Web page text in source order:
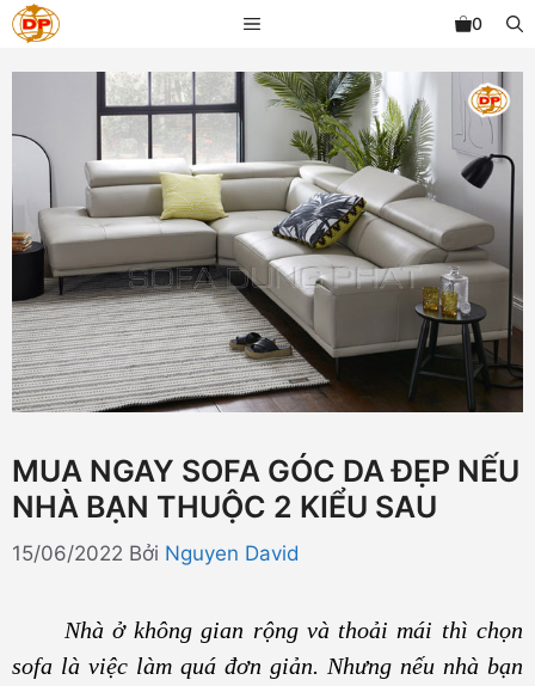
Chuyển
đến
nội
MENU 0
MUA NGAY SOFA GÓC DA ĐẸP NẾU
NHÀ BẠN THUỘC 2 KIỂU SAU
15/06/2022 Bởi Nguyen David
Nhà ở không gian rộng và thoải mái thì chọn
sofa là việc làm quá đơn giản. Nhưng nếu nhà bạn